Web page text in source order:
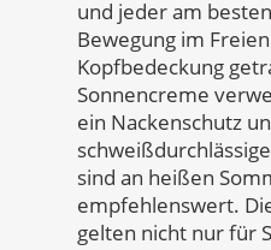
und jeder am
Bewegung im
Kopfbedeckung
Sonnencreme
ein Nackenschutz
sind an heißen
empfehlenswert.
gelten nicht nur für